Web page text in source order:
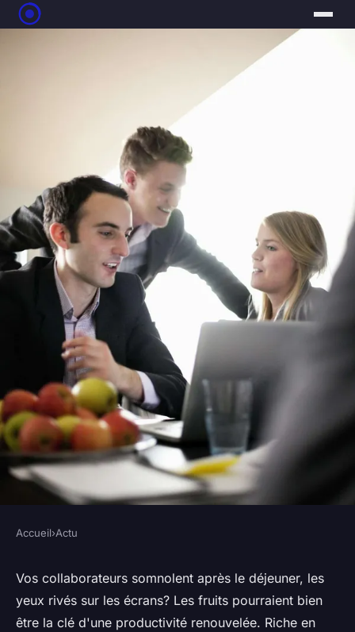
Boostez la productivité avec
des fruits au bureau
Accueil›Actu
Vos collaborateurs somnolent après le déjeuner, les
yeux rivés sur les écrans? Les fruits pourraient bien
être la clé d'une productivité renouvelée. Riche en